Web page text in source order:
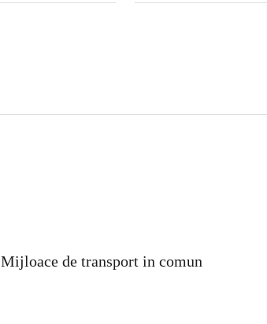
Mijloace de transport in comun